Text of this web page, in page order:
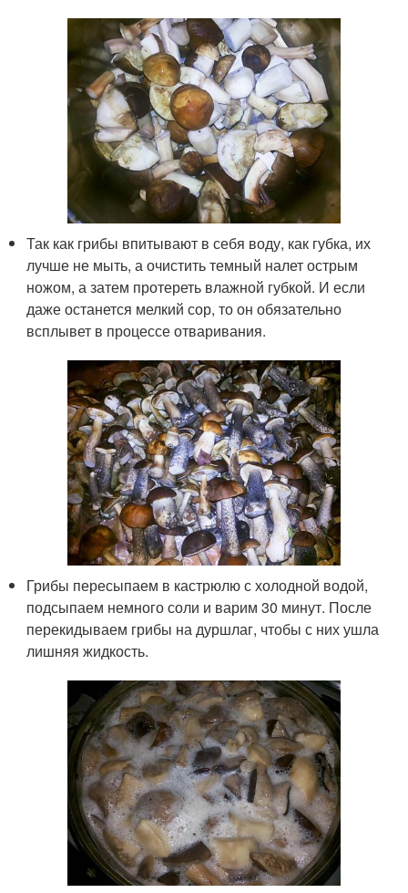
Так как грибы впитывают в себя воду, как губка, их
лучше не мыть, а очистить темный налет острым
ножом, а затем протереть влажной губкой. И если
даже останется мелкий сор, то он обязательно
всплывет в процессе отваривания.
Грибы пересыпаем в кастрюлю с холодной водой,
подсыпаем немного соли и варим 30 минут. После
перекидываем грибы на дуршлаг, чтобы с них ушла
лишняя жидкость.